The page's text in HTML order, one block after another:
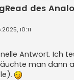
des
10:11
Antwort. Ich
man dann